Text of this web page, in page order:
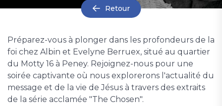
Retour
Préparez-vous à plonger dans les profondeurs de la
foi chez Albin et Evelyne Berruex, situé au quartier
du Motty 16 à Peney. Rejoignez-nous pour une
soirée captivante où nous explorerons l'actualité du
message et de la vie de Jésus à travers des extraits
de la série acclamée "The Chosen".